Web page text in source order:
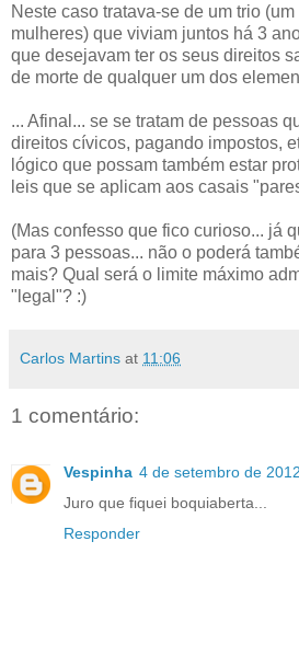
Neste caso tratava-se de um trio
mulheres) que viviam juntos há 3
que desejavam ter os seus direitos
de morte de qualquer um dos
... Afinal... se se tratam de pessoas
direitos cívicos, pagando impostos,
lógico que possam também estar
leis que se aplicam aos casais
(Mas confesso que fico curioso... já
para 3 pessoas... não o poderá
mais? Qual será o limite máximo
"legal"? :)
Carlos Martins at 11:06
1 comentário:
Vespinha 4 de setembro de
Juro que fiquei boquiaberta...
Responder